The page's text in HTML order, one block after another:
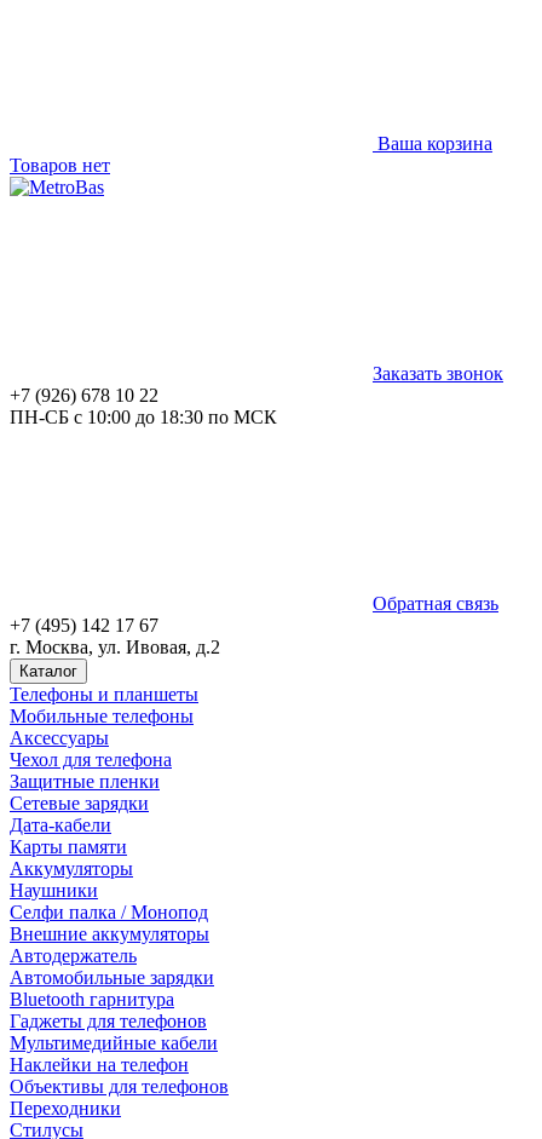
Ваша корзина
Товаров нет
Заказать звонок
+7 (926) 678 10 22
ПН-СБ с 10:00 до 18:30 по МСК
Обратная связь
+7 (495) 142 17 67
г. Москва, ул. Ивовая, д.2
Каталог
Телефоны и планшеты
Мобильные телефоны
Аксессуары
Чехол для телефона
Защитные пленки
Сетевые зарядки
Дата-кабели
Карты памяти
Аккумуляторы
Наушники
Селфи палка / Монопод
Внешние аккумуляторы
Автодержатель
Автомобильные зарядки
Bluetooth гарнитура
Гаджеты для телефонов
Мультимедийные кабели
Наклейки на телефон
Объективы для телефонов
Переходники
Стилусы